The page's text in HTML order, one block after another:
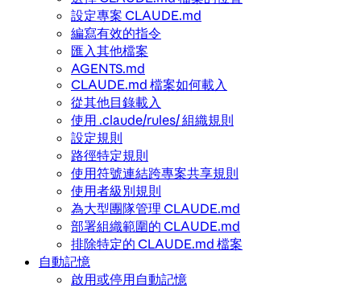
設定專案 CLAUDE.md
編寫有效的指令
匯入其他檔案
AGENTS.md
CLAUDE.md 檔案如何載入
從其他目錄載入
使用 .claude/rules/ 組織規則
設定規則
路徑特定規則
使用符號連結跨專案共享規則
使用者級別規則
為大型團隊管理 CLAUDE.md
部署組織範圍的 CLAUDE.md
排除特定的 CLAUDE.md 檔案
自動記憶
啟用或停用自動記憶